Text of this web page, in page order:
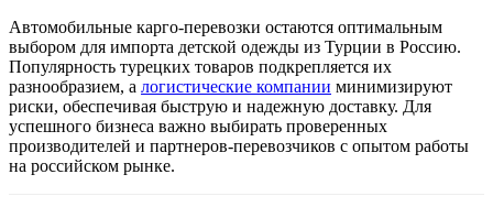
Автомобильные карго-перевозки остаются оптимальным
выбором для импорта детской одежды из Турции в Россию.
Популярность турецких товаров подкрепляется их
разнообразием, а логистические компании минимизируют
риски, обеспечивая быструю и надежную доставку. Для
успешного бизнеса важно выбирать проверенных
производителей и партнеров-перевозчиков с опытом работы
на российском рынке.